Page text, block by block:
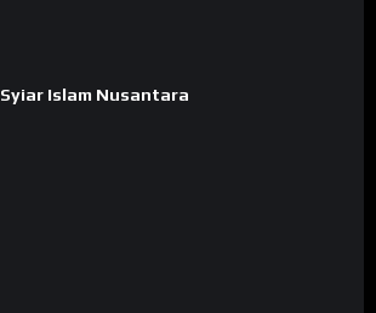
Syiar Islam Nusantara